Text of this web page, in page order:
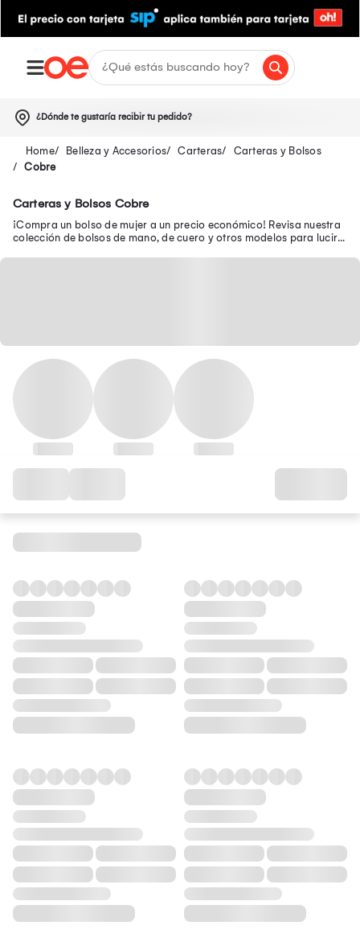
¿Dónde te gustaría recibir tu pedido?
Belleza y Accesorios Carteras
Carteras y Bolsos
Cobre
Carteras y Bolsos Cobre
¡Compra un bolso de mujer a un precio económico! Revisa nuestra
colección de bolsos de mano, de cuero y otros modelos para lucir a